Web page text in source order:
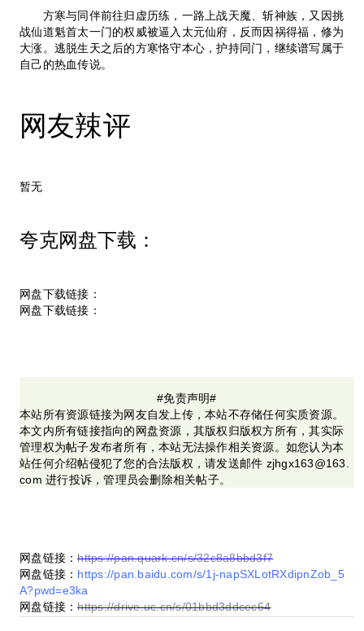
方寒与同伴前往归虚历练，一路上战天魔、斩神族，又因挑
战仙道魁首太一门的权威被逼入太元仙府，反而因祸得福，修为
大涨。逃脱生天之后的方寒恪守本心，护持同门，继续谱写属于
自己的热血传说。
网友辣评
暂无
夸克网盘下载：
网盘下载链接：
网盘下载链接：
#免责声明#
本站所有资源链接为网友自发上传，本站不存储任何实质资源。
本文内所有链接指向的网盘资源，其版权归版权方所有，其实际
管理权为帖子发布者所有，本站无法操作相关资源。如您认为本
站任何介绍帖侵犯了您的合法版权，请发送邮件 zjhgx163@163.
com 进行投诉，管理员会删除相关帖子。
网盘链接：https://pan.quark.cn/s/32c8a8bbd3f7
网盘链接： https://pan.baidu.com/s/1j-napSXLotRXdipnZob_5
A?pwd=e3ka
网盘链接：https://drive.uc.cn/s/01bbd3ddcec64